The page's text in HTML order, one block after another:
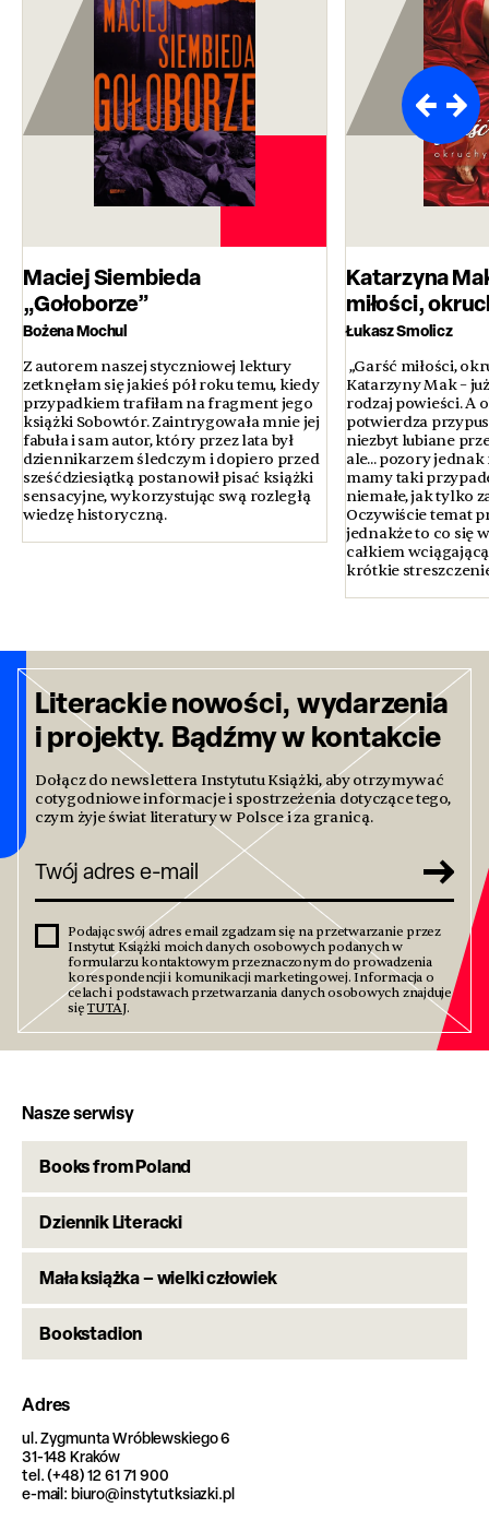
Maciej Siembieda
„Gołoborze”
Bożena Mochul
Z autorem naszej styczniowej lektury
zetknęłam się jakieś pół roku temu, kiedy
przypadkiem trafiłam na fragment jego
książki Sobowtór. Zaintrygowała mnie jej
fabuła i sam autor, który przez lata był
dziennikarzem śledczym i dopiero przed
sześćdziesiątką postanowił pisać książki
sensacyjne, wykorzystując swą rozległą
wiedzę historyczną.
Katarzyna
miłości,
Łukasz Smolicz
„Garść miłości,
Katarzyny Mak –
rodzaj powieści. A
potwierdza
niezbyt lubiane
ale... pozory
mamy taki
niemałe, jak tylko
Oczywiście temat
jednakże to co się
całkiem
krótkie
Literackie nowości, wydarzenia
i projekty. Bądźmy w kontakcie
Dołącz do newslettera Instytutu Książki, aby otrzymywać
cotygodniowe informacje i spostrzeżenia dotyczące tego,
czym żyje świat literatury w Polsce i za granicą.
Podając swój adres email zgadzam się na przetwarzanie przez
Instytut Książki moich danych osobowych podanych w
formularzu kontaktowym przeznaczonym do prowadzenia
korespondencji i komunikacji marketingowej. Informacja o
celach i podstawach przetwarzania danych osobowych znajduje
sięTUTAJ.
Nasze serwisy
Books from Poland
Dziennik Literacki
Mała książka – wielki człowiek
Bookstadion
Adres
ul. Zygmunta Wróblewskiego 6
31-148 Kraków
tel. (+48) 12 61 71 900
e-mail: biuro@instytutksiazki.pl